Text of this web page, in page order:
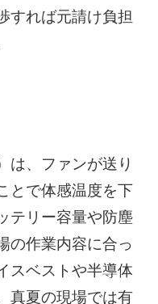
すれば元請け負担
は、ファンが送り
とで体感温度を下
テリー容量や防塵
の作業内容に合っ
スベストや半導体
真夏の現場では有